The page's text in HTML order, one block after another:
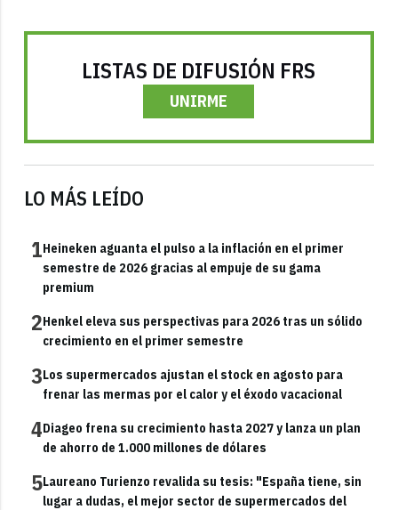
LISTAS DE DIFUSIÓN FRS
UNIRME
LO MÁS LEÍDO
1Heineken aguanta el pulso a la inflación en el primer
semestre de 2026 gracias al empuje de su gama
premium
2Henkel eleva sus perspectivas para 2026 tras un sólido
crecimiento en el primer semestre
3Los supermercados ajustan el stock en agosto para
frenar las mermas por el calor y el éxodo vacacional
4Diageo frena su crecimiento hasta 2027 y lanza un plan
de ahorro de 1.000 millones de dólares
5Laureano Turienzo revalida su tesis: "España tiene, sin
lugar a dudas, el mejor sector de supermercados del